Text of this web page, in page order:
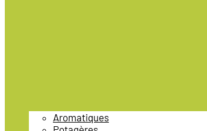
Aromatiques